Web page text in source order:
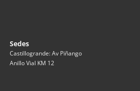
Sedes
Castillogrande: Av Piñango
Anillo Vial KM 12